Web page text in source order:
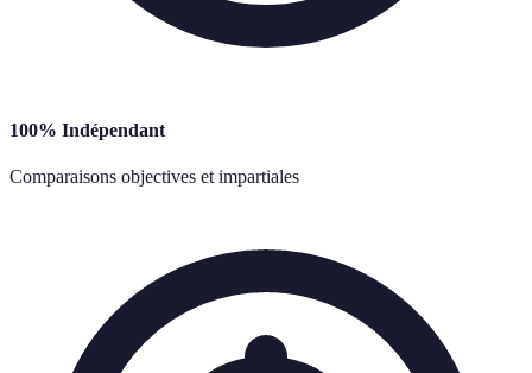
100% Indépendant
Comparaisons objectives et impartiales